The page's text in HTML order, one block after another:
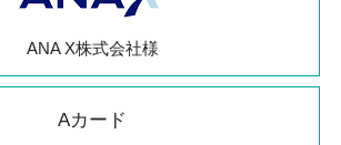
ANA X株式会社様
Aカード